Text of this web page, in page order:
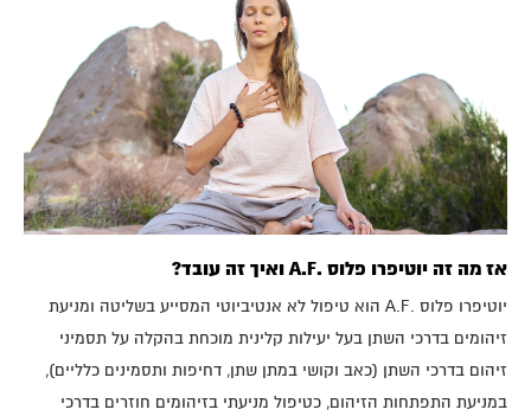
אז מה זה יוטיפרו פלוס .A.F ואיך זה עובד?
יוטיפרו פלוס .A.F הוא טיפול לא אנטיביוטי המסייע בשליטה ומניעת
זיהומים בדרכי השתן בעל יעילות קלינית מוכחת בהקלה על תסמיני
זיהום בדרכי השתן (כאב וקושי במתן שתן, דחיפות ותסמינים כלליים),
במניעת התפתחות הזיהום, כטיפול מניעתי בזיהומים חוזרים בדרכי